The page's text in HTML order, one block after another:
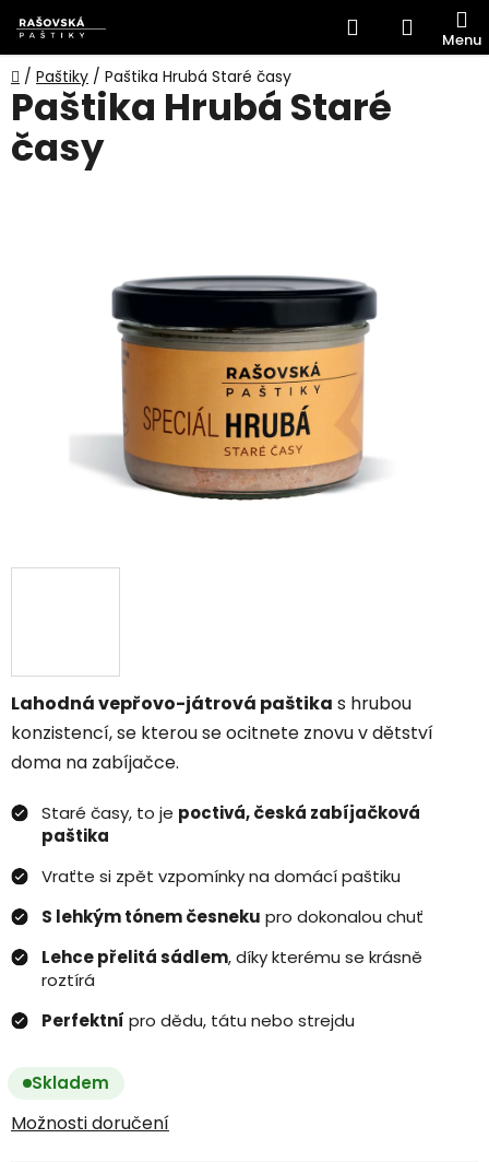
Přejít
na
obsah
Hledat
KOŠÍK
Domů
/ Paštiky / Paštika Hrubá Staré časy
Lahodná vepřovo-játrová paštika s hrubou
konzistencí, se kterou se ocitnete znovu v dětství
doma na zabíjačce.
Staré časy, to je poctivá, česká zabíjačková
paštika
Vraťte si zpět vzpomínky na domácí paštiku
S lehkým tónem česneku pro dokonalou chuť
Lehce přelitá sádlem, díky kterému se krásně
roztírá
Perfektní pro dědu, tátu nebo strejdu
Skladem
Možnosti doručení
Paštika Hrubá Staré
časy